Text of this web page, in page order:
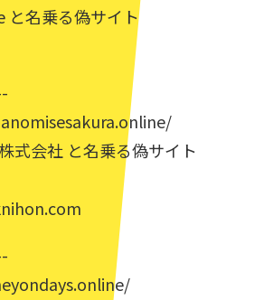
と名乗る偽サイト
式会社 と名乗る偽サイト